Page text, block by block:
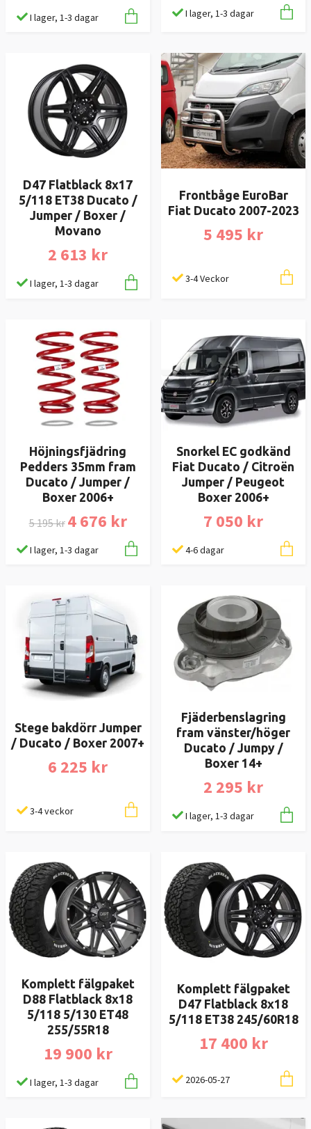
I lager, 1-3 dagar I lager, 1-3 dagar
D47 Flatblack 8x17
5/118 ET38 Ducato /
Jumper / Boxer /
Movano
2 613 kr
I lager, 1-3 dagar
Frontbåge EuroBar
Fiat Ducato 2007-2023
5 495 kr
3-4 Veckor
Höjningsfjädring
Pedders 35mm fram
Ducato / Jumper /
Boxer 2006+
5 195 kr 4 676 kr
I lager, 1-3 dagar
Snorkel EC godkänd
Fiat Ducato / Citroën
Jumper / Peugeot
Boxer 2006+
7 050 kr
4-6 dagar
Stege bakdörr Jumper
/ Ducato / Boxer 2007+
6 225 kr
3-4 veckor
Fjäderbenslagring
fram vänster/höger
Ducato / Jumpy /
Boxer 14+
2 295 kr
I lager, 1-3 dagar
Komplett fälgpaket
D88 Flatblack 8x18
5/118 5/130 ET48
255/55R18
19 900 kr
I lager, 1-3 dagar
Komplett fälgpaket
D47 Flatblack 8x18
5/118 ET38 245/60R18
17 400 kr
2026-05-27